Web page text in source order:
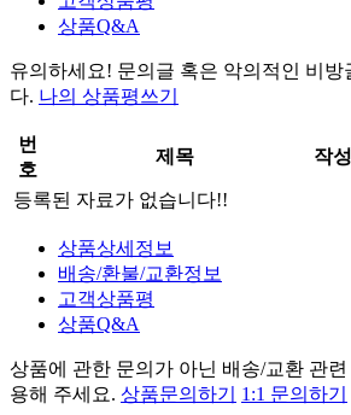
상품Q&A
유의하세요! 문의글 혹은 악의적인 비방
다. 나의 상품평쓰기
번
호
제목 작
등록된 자료가 없습니다!!
상품상세정보
배송/환불/교환정보
고객상품평
상품Q&A
상품에 관한 문의가 아닌 배송/교환 관
용해 주세요. 상품문의하기 1:1 문의하기